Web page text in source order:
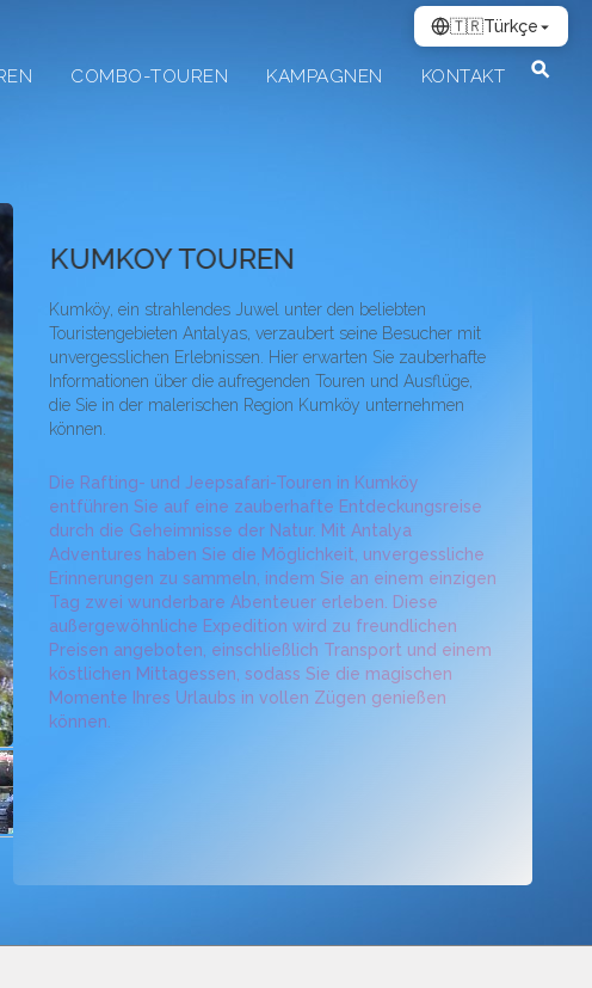
COMBO-TOUREN KAMPAGNEN KONTAKT
KUMKOY TOUREN
Kumköy, ein strahlendes Juwel unter den beliebten
Touristengebieten Antalyas, verzaubert seine Besucher mit
unvergesslichen Erlebnissen. Hier erwarten Sie zauberhafte
Informationen über die aufregenden Touren und Ausflüge,
die Sie in der malerischen Region Kumköy unternehmen
können.
Die Rafting- und Jeepsafari-Touren in Kumköy
entführen Sie auf eine zauberhafte Entdeckungsreise
durch die Geheimnisse der Natur. Mit Antalya
Adventures haben Sie die Möglichkeit, unvergessliche
Erinnerungen zu sammeln, indem Sie an einem einzigen
Tag zwei wunderbare Abenteuer erleben. Diese
außergewöhnliche Expedition wird zu freundlichen
Preisen angeboten, einschließlich Transport und einem
köstlichen Mittagessen, sodass Sie die magischen
Momente Ihres Urlaubs in vollen Zügen genießen
können.
🇹🇷Türkçe